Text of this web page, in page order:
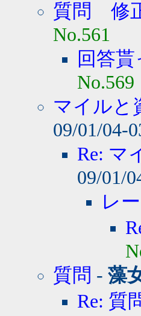
質問 修
No.561
回答
No.569
マイルと
09/01/04-
Re: マ
09/01/
レ
質問 - 藻
Re: 質